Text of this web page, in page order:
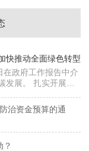
快推动全面绿色转型
政府工作报告中介
开展大
治资金预算的通
？